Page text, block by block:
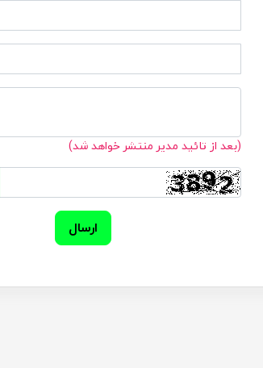
(بعد از تائید مدیر منتشر خواهد شد)
ارسال